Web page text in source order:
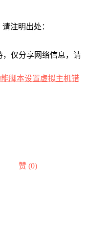
注明出处：
仅分享网络信息，请
脚本设置虚拟主机错
赞 (0)